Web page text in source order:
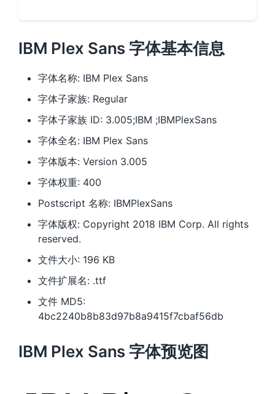
IBM Plex Sans 字体基本信息
字体名称: IBM Plex Sans
字体子家族: Regular
字体子家族 ID: 3.005;IBM ;IBMPlexSans
字体全名: IBM Plex Sans
字体版本: Version 3.005
字体权重: 400
Postscript 名称: IBMPlexSans
字体版权: Copyright 2018 IBM Corp. All rights
reserved.
文件大小: 196 KB
文件扩展名: .ttf
文件 MD5:
4bc2240b8b83d97b8a9415f7cbaf56db
IBM Plex Sans 字体预览图